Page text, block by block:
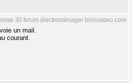
30 forum électroménager bricovideo.com
un mail.
courant.